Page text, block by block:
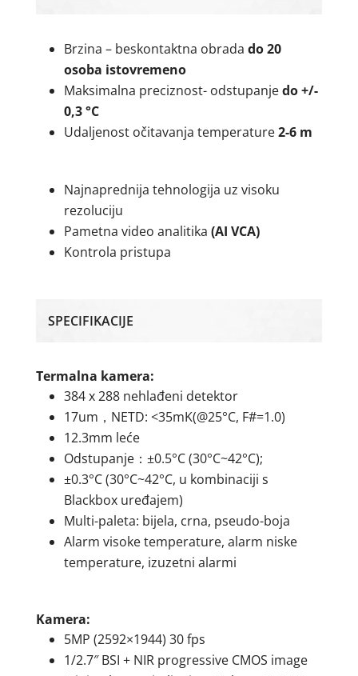
Brzina – beskontaktna obrada do 20
osoba istovremeno
Maksimalna preciznost- odstupanjedo +/-
0,3 °C
Udaljenost očitavanja temperature2-6 m
Najnaprednija tehnologija uz visoku
rezoluciju
Pametna video analitika (AI VCA)
Kontrola pristupa
SPECIFIKACIJE
Termalna kamera:
384 x 288 nehlađeni detektor
17um，NETD: <35mK(@25°C, F#=1.0)
12.3mm leće
Odstupanje：±0.5°C (30°C~42°C);
±0.3°C (30°C~42°C, u kombinaciji s
Blackbox uređajem)
Multi-paleta: bijela, crna, pseudo-boja
Alarm visoke temperature, alarm niske
temperature, izuzetni alarmi
Kamera:
5MP (2592×1944) 30 fps
1/2.7″ BSI + NIR progressive CMOS image